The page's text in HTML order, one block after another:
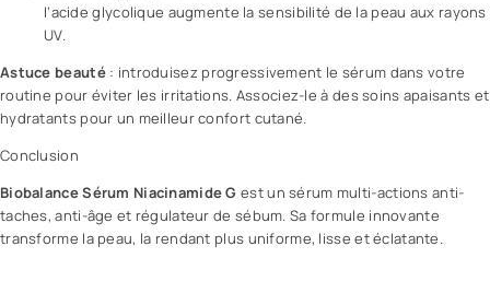
l’acide glycolique augmente la sensibilité de la peau aux rayons
UV.
Astuce beauté: introduisez progressivement le sérum dans votre
routine pour éviter les irritations. Associez-le à des soins apaisants et
hydratants pour un meilleur confort cutané.
Conclusion
Biobalance Sérum Niacinamide G est un sérum multi-actions anti-
taches, anti-âge et régulateur de sébum. Sa formule innovante
transforme la peau, la rendant plus uniforme, lisse et éclatante.